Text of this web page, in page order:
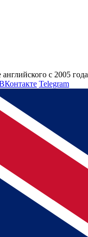
с 2005 года
Telegram